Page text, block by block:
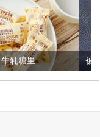
被列入佛家七宝的它到